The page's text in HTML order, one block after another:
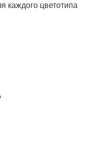
каждого цветотипа